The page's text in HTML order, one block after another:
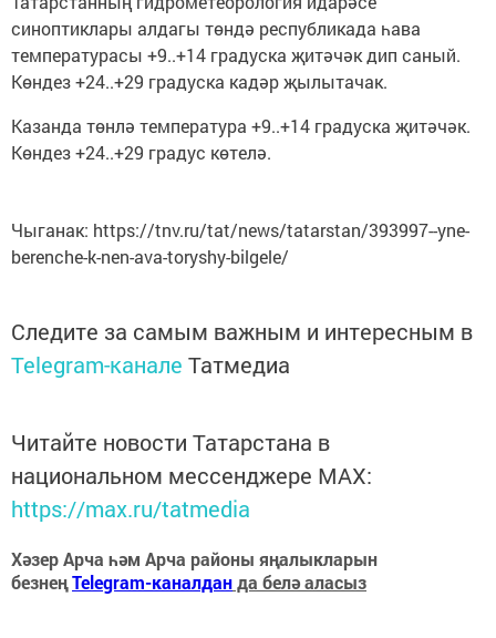
синоптиклары алдагы төндә республикада һава
температурасы +9..+14 градуска җитәчәк дип саный.
Көндез +24..+29 градуска кадәр җылытачак.
Казанда төнлә температура +9..+14 градуска җитәчәк.
Көндез +24..+29 градус көтелә.
Чыганак: https://tnv.ru/tat/news/tatarstan/393997--yne-
berenche-k-nen-ava-toryshy-bilgele/
Следите за самым важным и интересным в
Telegram-канале Татмедиа
Читайте новости Татарстана в
национальном мессенджере MАХ:
https://max.ru/tatmedia
Хәзер Арча һәм Арча районы яңалыкларын
безнеңTelegram-каналданда белә аласыз